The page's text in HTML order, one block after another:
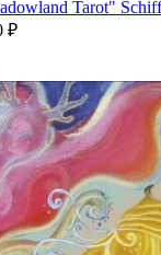
Tarot"
₽